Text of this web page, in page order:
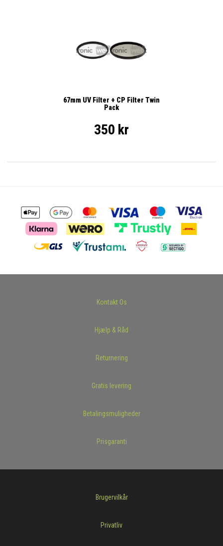
67mm UV Filter + CP Filter Twin
Pack
350 kr
Kontakt Os
Hjælp & Råd
Returnering
Gratis levering
Betalingsmuligheder
Prisgaranti
Brugervilkår
Privatliv